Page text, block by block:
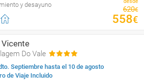
y desayuno
620€
558€
Vicente
Do Vale
Septiembre hasta el 10 de agosto
de Viaje Incluido